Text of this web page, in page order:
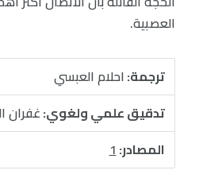
العصبية.
ترجمة:احلام العبسي
تدقيق علمي ولغوي:غفران
المصادر:1